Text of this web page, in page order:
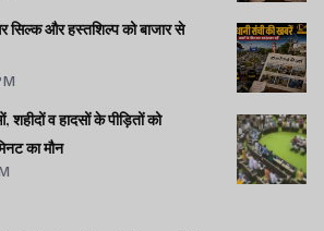
सिल्क और हस्तशिल्प को बाजार से
व हादसों के पीड़ितों को
का मौन